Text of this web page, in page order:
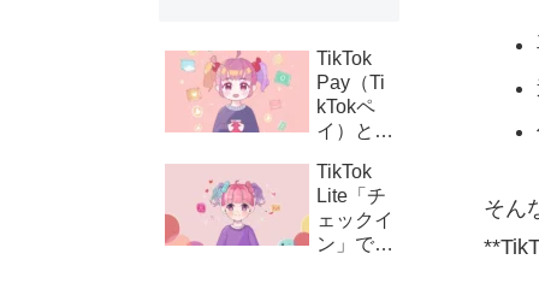
そん
TikTok
Pay（Ti
kTokペ
イ）と
い設定の
方法とコ
イン購
入・課金
TikTok
Lite「チ
ェックイ
ン」でき